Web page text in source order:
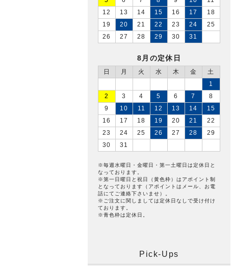
12
13 14 15 16 17
18
19
20 21 22 23 24
25
26
27 28 29 30 31
8月の定休日
日 月 火 水 木 金
土
1
2
3 4 5 6 7
8
9
10 11 12 13 14
15
16
17 18 19 20 21
22
23
24 25 26 27 28
29
30
31
※毎週水曜日・金曜日・第一土曜日は定休日と
なっております。
※第一日曜日と祝日（黄色枠）はアポイント制
となっております（アポイントはメール、お電
話にてご連絡下さいませ）。
※ご注文に関しましては定休日なしで受け付け
ております。
※青色枠は定休日。
Pick-Ups